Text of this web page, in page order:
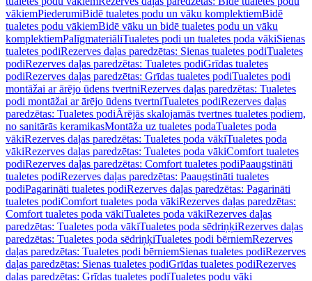
vākiemPiederumiBidē tualetes podu un vāku komplektiemBidē
tualetes podu vākiemBidē vāku un bidē tualetes podu un vāku
komplektiemPalīgmateriāliTualetes podi un tualetes poda vākiSienas
tualetes podiRezerves daļas paredzētas: Sienas tualetes podiTualetes
podiRezerves daļas paredzētas: Tualetes podiGrīdas tualetes
podiRezerves daļas paredzētas: Grīdas tualetes podiTualetes podi
montāžai ar ārējo ūdens tvertniRezerves daļas paredzētas: Tualetes
podi montāžai ar ārējo ūdens tvertniTualetes podiRezerves daļas
paredzētas: Tualetes podiĀrējās skalojamās tvertnes tualetes podiem,
no sanitārās keramikasMontāža uz tualetes podaTualetes poda
vākiRezerves daļas paredzētas: Tualetes poda vākiTualetes poda
vākiRezerves daļas paredzētas: Tualetes poda vākiComfort tualetes
podiRezerves daļas paredzētas: Comfort tualetes podiPaaugstināti
tualetes podiRezerves daļas paredzētas: Paaugstināti tualetes
podiPagarināti tualetes podiRezerves daļas paredzētas: Pagarināti
tualetes podiComfort tualetes poda vākiRezerves daļas paredzētas:
Comfort tualetes poda vākiTualetes poda vākiRezerves daļas
paredzētas: Tualetes poda vākiTualetes poda sēdriņķiRezerves daļas
paredzētas: Tualetes poda sēdriņķiTualetes podi bērniemRezerves
daļas paredzētas: Tualetes podi bērniemSienas tualetes podiRezerves
daļas paredzētas: Sienas tualetes podiGrīdas tualetes podiRezerves
daļas paredzētas: Grīdas tualetes podiTualetes podu vāki